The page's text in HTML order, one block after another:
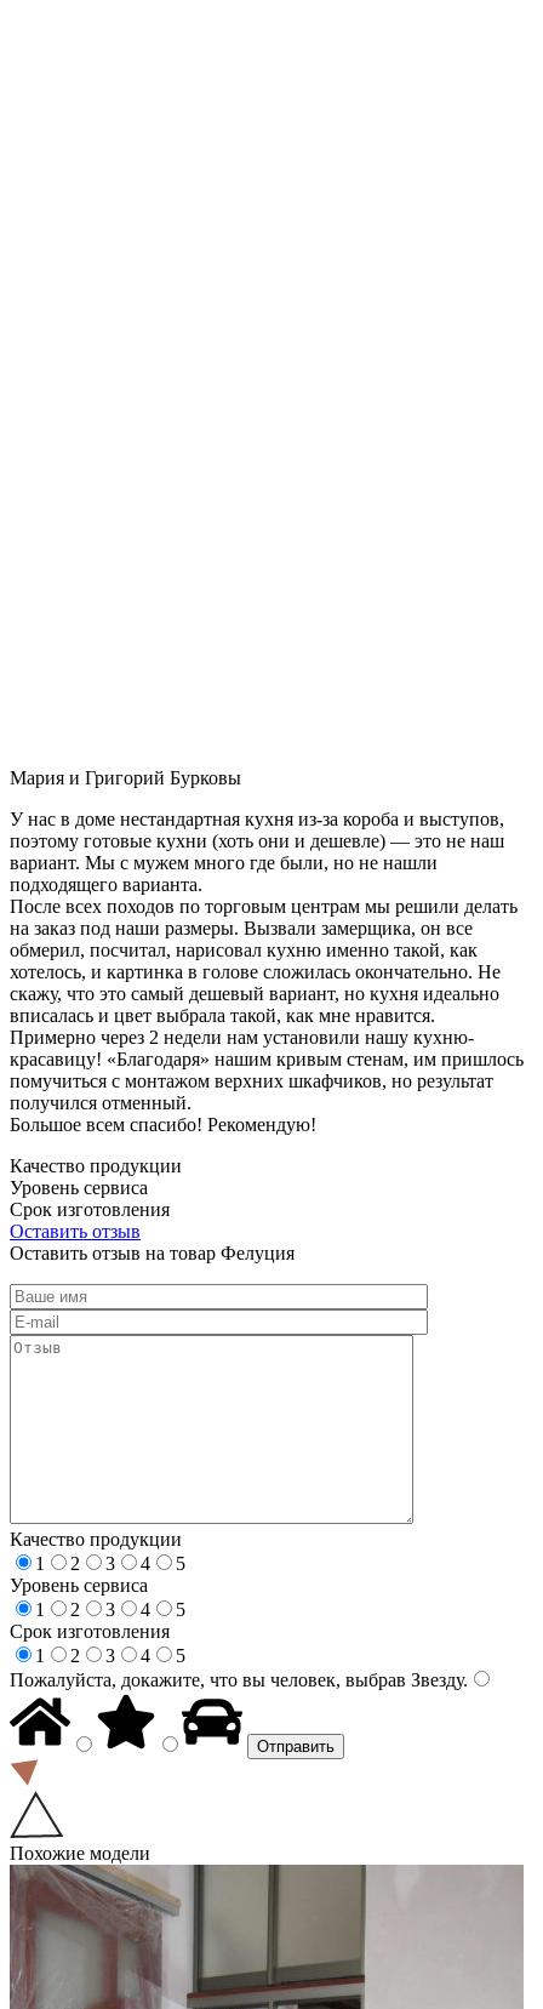
Мария и Григорий Бурковы
У нас в доме нестандартная кухня из-за короба и выступов,
поэтому готовые кухни (хоть они и дешевле) — это не наш
вариант. Мы с мужем много где были, но не нашли
подходящего варианта.
После всех походов по торговым центрам мы решили делать
на заказ под наши размеры. Вызвали замерщика, он все
обмерил, посчитал, нарисовал кухню именно такой, как
хотелось, и картинка в голове сложилась окончательно. Не
скажу, что это самый дешевый вариант, но кухня идеально
вписалась и цвет выбрала такой, как мне нравится.
Примерно через 2 недели нам установили нашу кухню-
красавицу! «Благодаря» нашим кривым стенам, им пришлось
помучиться с монтажом верхних шкафчиков, но результат
получился отменный.
Большое всем спасибо! Рекомендую!
Качество продукции
Уровень сервиса
Срок изготовления
Оставить отзыв
Оставить отзыв на товар Фелуция
Качество продукции
1
2 3 4
5
Уровень сервиса
1
2 3 4
5
Срок изготовления
1
2 3 4
5
Пожалуйста, докажите, что вы человек, выбрав Звезду.
Похожие модели